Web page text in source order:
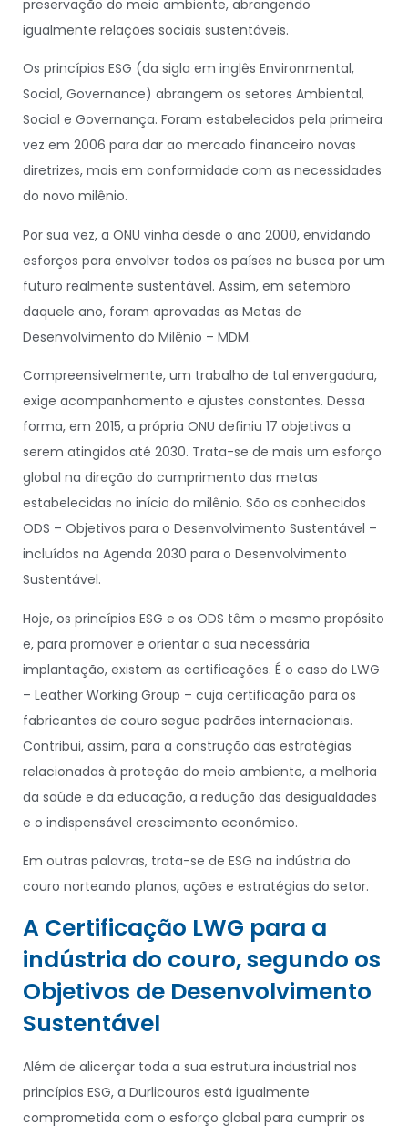
preservação do meio ambiente, abrangendo
igualmente relações sociais sustentáveis.
Os princípios ESG (da sigla em inglês Environmental,
Social, Governance) abrangem os setores Ambiental,
Social e Governança. Foram estabelecidos pela primeira
vez em 2006 para dar ao mercado financeiro novas
diretrizes, mais em conformidade com as necessidades
do novo milênio.
Por sua vez, a ONU vinha desde o ano 2000, envidando
esforços para envolver todos os países na busca por um
futuro realmente sustentável. Assim, em setembro
daquele ano, foram aprovadas as Metas de
Desenvolvimento do Milênio – MDM.
Compreensivelmente, um trabalho de tal envergadura,
exige acompanhamento e ajustes constantes. Dessa
forma, em 2015, a própria ONU definiu 17 objetivos a
serem atingidos até 2030. Trata-se de mais um esforço
global na direção do cumprimento das metas
estabelecidas no início do milênio. São os conhecidos
ODS – Objetivos para o Desenvolvimento Sustentável –
incluídos na Agenda 2030 para o Desenvolvimento
Sustentável.
Hoje, os princípios ESG e os ODS têm o mesmo propósito
e, para promover e orientar a sua necessária
implantação, existem as certificações. É o caso do LWG
– Leather Working Group – cuja certificação para os
fabricantes de couro segue padrões internacionais.
Contribui, assim, para a construção das estratégias
relacionadas à proteção do meio ambiente, a melhoria
da saúde e da educação, a redução das desigualdades
e o indispensável crescimento econômico.
Em outras palavras, trata-se de ESG na indústria do
couro norteando planos, ações e estratégias do setor.
A Certificação LWG para a
indústria do couro, segundo os
Objetivos de Desenvolvimento
Sustentável
Além de alicerçar toda a sua estrutura industrial nos
princípios ESG, a Durlicouros está igualmente
comprometida com o esforço global para cumprir os